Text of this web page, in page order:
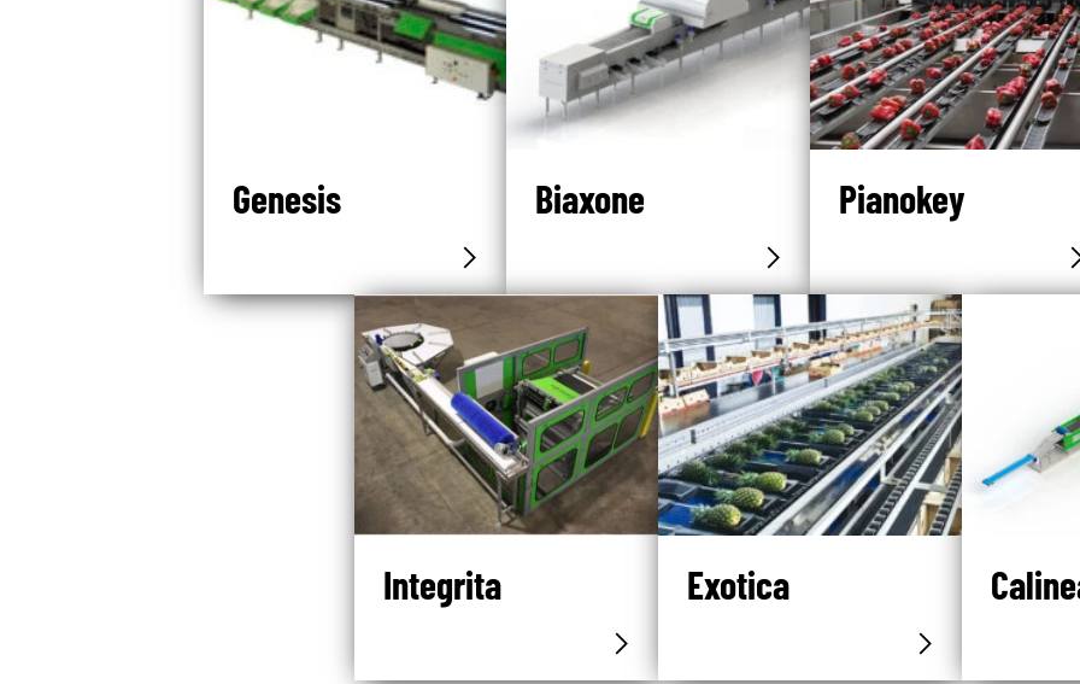
Genesis Biaxone Pianokey
Integrita Exotica